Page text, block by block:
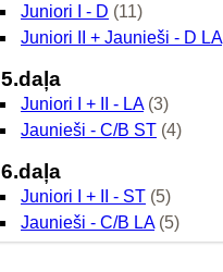
Juniori I - D (11)
Juniori II + Jaunieši - D LA
5.daļa
Juniori I + II - LA (3)
Jaunieši - C/B ST (4)
6.daļa
Juniori I + II - ST (5)
Jaunieši - C/B LA (5)